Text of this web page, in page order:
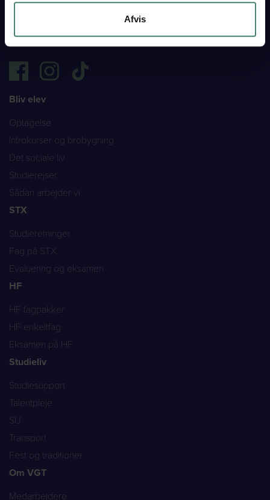
Afvis
vgt@vgt.dk
Bliv elev
Optagelse
Introkurser og brobygning
Det sociale liv
Studierejser
Sådan arbejder vi
STX
Studieretninger
Fag på STX
Evaluering og eksamen
HF
HF fagpakker
HF enkeltfag
Eksamen på HF
Studieliv
Studiesupport
Talentpleje
SU
Transport
Fest og traditioner
Om VGT
Medarbejdere